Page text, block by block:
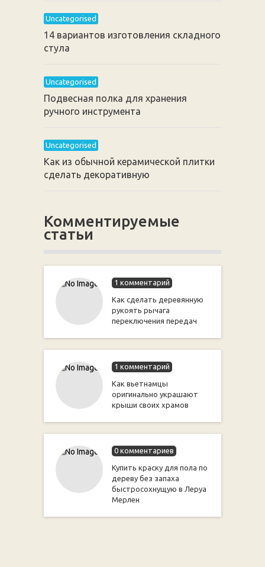
Uncategorised
14 вариантов изготовления складного
стула
Uncategorised
Подвесная полка для хранения
ручного инструмента
Uncategorised
Как из обычной керамической плитки
сделать декоративную
Комментируемые
статьи
1 комментарий
Как сделать деревянную
рукоять рычага
переключения передач
1 комментарий
Как вьетнамцы
оригинально украшают
крыши своих храмов
0 комментариев
Купить краску для пола по
дереву без запаха
быстросохнущую в Леруа
Мерлен